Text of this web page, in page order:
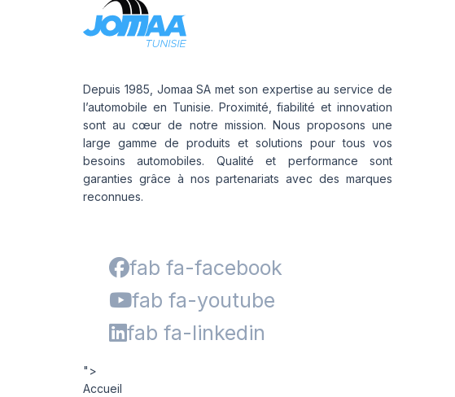
Depuis 1985, Jomaa SA met son expertise au service de
l’automobile en Tunisie. Proximité, fiabilité et innovation
sont au cœur de notre mission. Nous proposons une
large gamme de produits et solutions pour tous vos
besoins automobiles. Qualité et performance sont
garanties grâce à nos partenariats avec des marques
reconnues.
fab fa-facebook
fab fa-youtube
fab fa-linkedin
">
Accueil